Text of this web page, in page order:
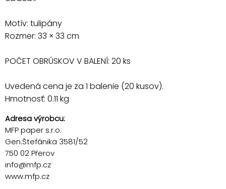
Motív: tulipány
Rozmer: 33 × 33 cm
POČET OBRÚSKOV V BALENÍ: 20 ks
Uvedená cena je za 1 balenie (20 kusov).
Hmotnosť: 0.11 kg
Adresa výrobcu:
MFP paper s.r.o.
Gen.Štefánika 3581/52
750 02 Přerov
info@mfp.cz
www.mfp.cz